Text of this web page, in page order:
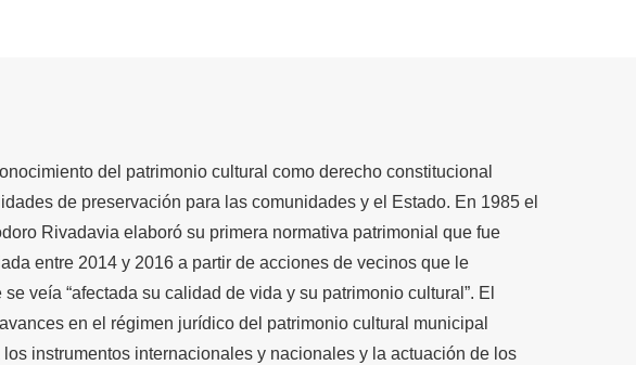
del patrimonio cultural como derecho constitucional
de preservación para las comunidades y el Estado. En 1985 el
Rivadavia elaboró su primera normativa patrimonial que fue
entre 2014 y 2016 a partir de acciones de vecinos que le
veía “afectada su calidad de vida y su patrimonio cultural”. El
en el régimen jurídico del patrimonio cultural municipal
instrumentos internacionales y nacionales y la actuación de los